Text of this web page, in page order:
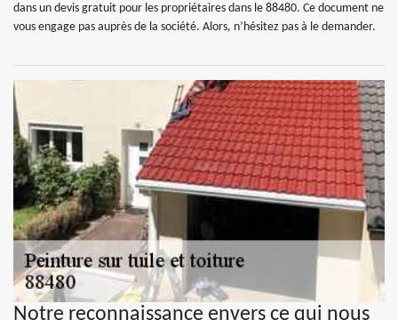
dans un devis gratuit pour les propriétaires dans le 88480. Ce document ne
vous engage pas auprès de la société. Alors, n’hésitez pas à le demander.
Notre reconnaissance envers ce qui nous